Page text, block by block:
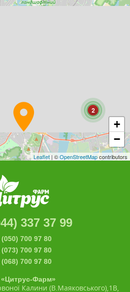
2
+
−
Leaflet | ©OpenStreetMapcontributors
337 37 99
(050) 700 97 80
(073) 700 97 80
(068) 700 97 80
Фарм»
Калини (В.Маяковського),1В,